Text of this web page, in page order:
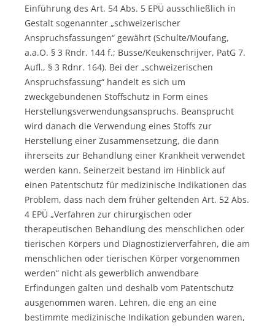
Einführung des Art. 54 Abs. 5 EPÜ ausschließlich in
Gestalt sogenannter „schweizerischer
Anspruchsfassungen“ gewährt (Schulte/Moufang,
a.a.O. § 3 Rndr. 144 f.; Busse/Keukenschrijver, PatG 7.
Aufl., § 3 Rdnr. 164). Bei der „schweizerischen
Anspruchsfassung“ handelt es sich um
zweckgebundenen Stoffschutz in Form eines
Herstellungsverwendungsanspruchs. Beansprucht
wird danach die Verwendung eines Stoffs zur
Herstellung einer Zusammensetzung, die dann
ihrerseits zur Behandlung einer Krankheit verwendet
werden kann. Seinerzeit bestand im Hinblick auf
einen Patentschutz für medizinische Indikationen das
Problem, dass nach dem früher geltenden Art. 52 Abs.
4 EPÜ „Verfahren zur chirurgischen oder
therapeutischen Behandlung des menschlichen oder
tierischen Körpers und Diagnostizierverfahren, die am
menschlichen oder tierischen Körper vorgenommen
werden“ nicht als gewerblich anwendbare
Erfindungen galten und deshalb vom Patentschutz
ausgenommen waren. Lehren, die eng an eine
bestimmte medizinische Indikation gebunden waren,